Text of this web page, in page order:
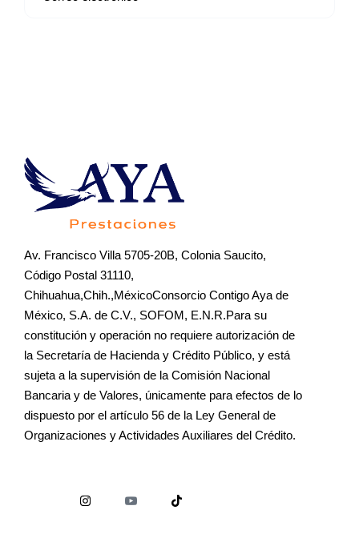
Av. Francisco Villa 5705-20B, Colonia Saucito,
Código Postal 31110,
Chihuahua,Chih.,MéxicoConsorcio Contigo Aya de
México, S.A. de C.V., SOFOM, E.N.R.Para su
constitución y operación no requiere autorización de
la Secretaría de Hacienda y Crédito Público, y está
sujeta a la supervisión de la Comisión Nacional
Bancaria y de Valores, únicamente para efectos de lo
dispuesto por el artículo 56 de la Ley General de
Organizaciones y Actividades Auxiliares del Crédito.